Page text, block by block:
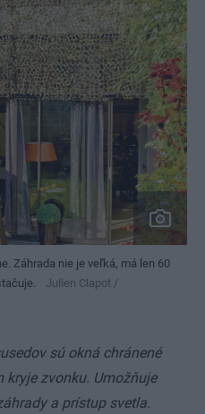
Záhrada nie je veľká, má len 60
Julien Clapot /
sú okná chránené
kryje zvonku. Umožňuje
a prístup svetla.